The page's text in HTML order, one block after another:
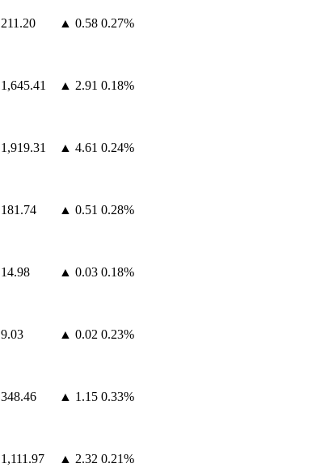
211.20 ▲ 0.58 0.27%
1,645.41 ▲ 2.91 0.18%
1,919.31 ▲ 4.61 0.24%
181.74 ▲ 0.51 0.28%
14.98 ▲ 0.03 0.18%
9.03 ▲ 0.02 0.23%
348.46 ▲ 1.15 0.33%
1,111.97 ▲ 2.32 0.21%